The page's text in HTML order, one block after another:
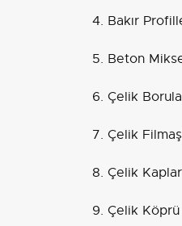
4. Bakır
5. Beton
6. Çelik
7. Çelik
8. Çelik
9. Çelik Köprü